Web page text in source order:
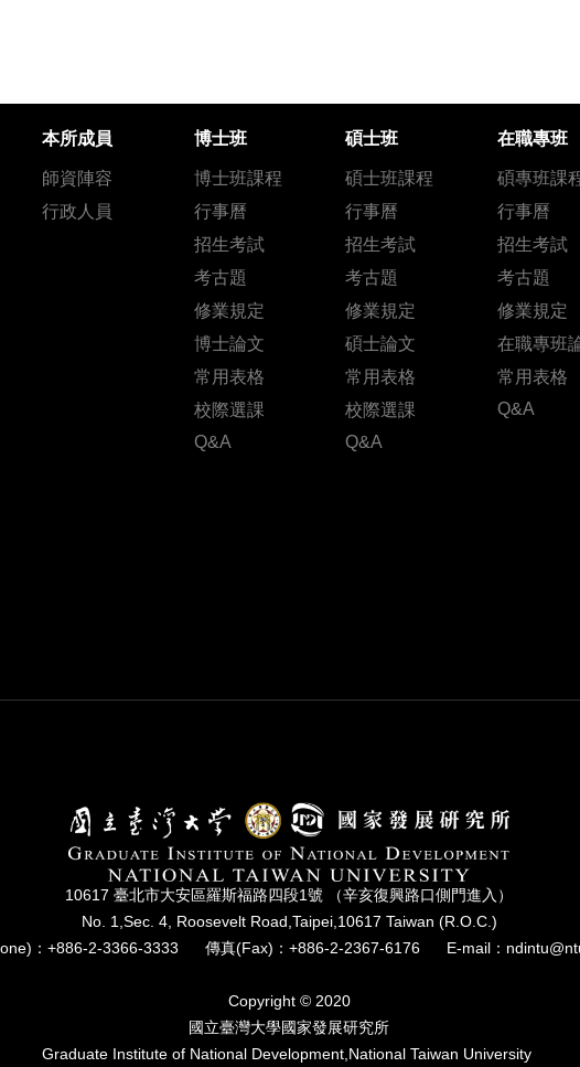
本所成員
師資陣容
行政人員
博士班
博士班課程
行事曆
招生考試
考古題
修業規定
博士論文
常用表格
校際選課
Q&A
碩士班
碩士班課程
行事曆
招生考試
考古題
修業規定
碩士論文
常用表格
校際選課
Q&A
在職專班
碩專班課
行事曆
招生考試
考古題
修業規定
在職專班
常用表格
Q&A
10617 臺北市⼤安區羅斯福路四段1號 （辛亥復興路⼝側⾨進入）
No. 1,Sec. 4, Roosevelt Road,Taipei,10617 Taiwan (R.O.C.)
：+886-2-3366-3333
傳真(Fax)：+886-2-2367-6176 E-mail：
Copyright © 2020
國立臺灣⼤學國家發展研究所
Graduate Institute of National Development,National Taiwan University